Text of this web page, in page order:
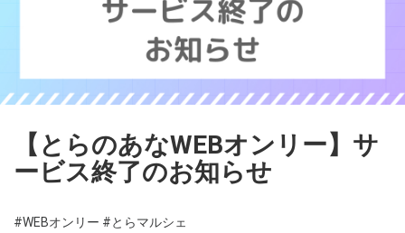
【とらのあなWEBオンリー】サ
ービス終了のお知らせ
#WEBオンリー #とらマルシェ